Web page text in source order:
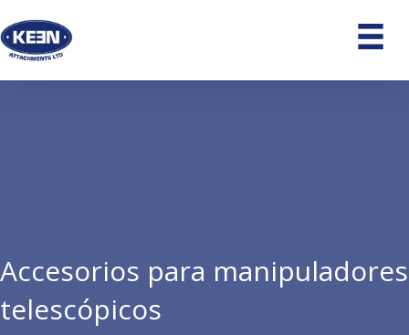
Accesorios para manipuladores
telescópicos